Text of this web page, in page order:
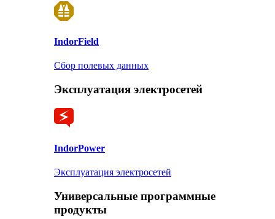
IndorField
Сбор полевых данных
Эксплуатация электросетей
IndorPower
Эксплуатация электросетей
Универсальные программные
продукты